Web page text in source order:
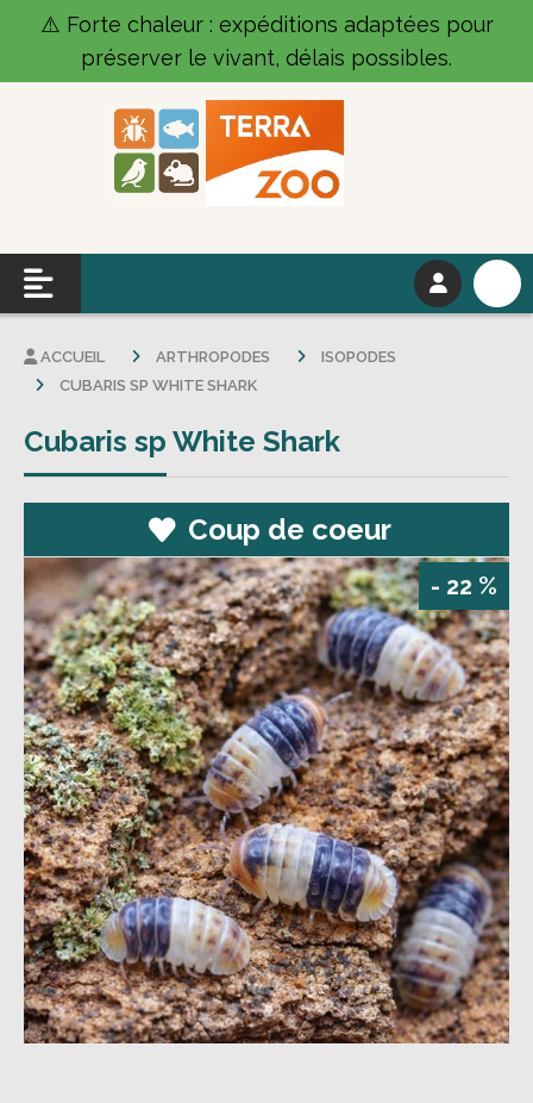
⚠️ Forte chaleur : expéditions adaptées pour
préserver le vivant, délais possibles.
ACCUEIL ARTHROPODES
ISOPODES
CUBARIS SP WHITE SHARK
Cubaris sp White Shark
- 22 %
Coup de coeur